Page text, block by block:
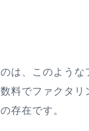
は、このような
料でファクタリ
存在です。